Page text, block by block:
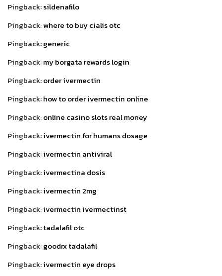
Pingback:sildenafilo
Pingback:where to buy cialis otc
Pingback:generic
Pingback:my borgata rewards login
Pingback:order ivermectin
Pingback:how to order ivermectin online
Pingback:online casino slots real money
Pingback:ivermectin for humans dosage
Pingback:ivermectin antiviral
Pingback:ivermectina dosis
Pingback:ivermectin 2mg
Pingback:ivermectin ivermectinst
Pingback:tadalafil otc
Pingback:goodrx tadalafil
Pingback:ivermectin eye drops